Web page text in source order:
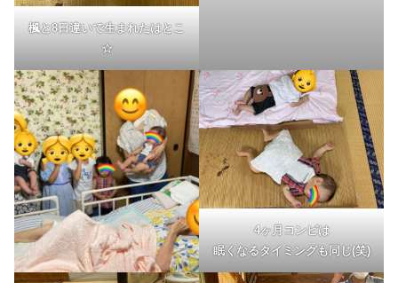
楓と8日違いで生まれたはとこ
☆
4ヶ月コンビは
眠くなるタイミングも同じ(笑)